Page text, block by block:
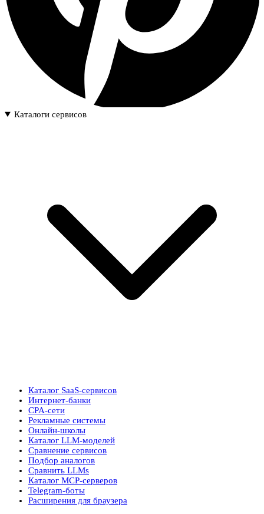
Каталоги сервисов
Каталог SaaS-сервисов
Интернет-банки
CPA-сети
Рекламные системы
Онлайн-школы
Каталог LLM-моделей
Сравнение сервисов
Подбор аналогов
Сравнить LLMs
Каталог MCP-серверов
Telegram-боты
Расширения для браузера